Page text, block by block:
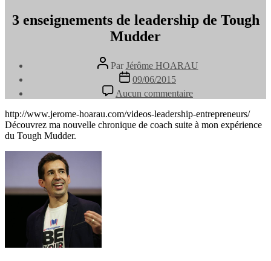
3 enseignements de leadership de Tough
Mudder
Auteur
de
l’article
Par Jérôme HOARAU
Date
l’article
09/06/2015
Aucun commentaire
3
enseignements
de
leadership
http://www.jerome-hoarau.com/videos-leadership-entrepreneurs/
Découvrez ma nouvelle chronique de coach suite à mon expérience
du Tough Mudder.